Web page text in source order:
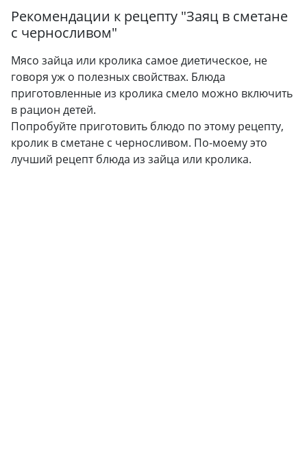
Рекомендации к рецепту "Заяц в сметане
с черносливом"
Мясо зайца или кролика самое диетическое, не
говоря уж о полезных свойствах. Блюда
приготовленные из кролика смело можно включить
в рацион детей.
Попробуйте приготовить блюдо по этому рецепту,
кролик в сметане с черносливом. По-моему это
лучший рецепт блюда из зайца или кролика.